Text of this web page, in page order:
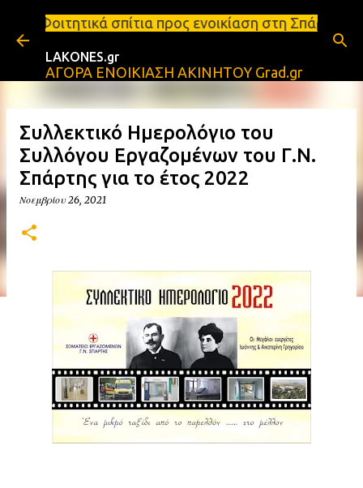
Μετάβαση στο κύριο περιεχόμενο
προς ενοικίαση στη Σπάρτη Ενοικιάσεις
LAKONES.gr
ΑΓΟΡΑ ΕΝΟΙΚΙΑΣΗ ΑΚΙΝΗΤΟΥ Grad.gr
Συλλεκτικό Ημερολόγιο του
Συλλόγου Εργαζομένων του Γ.Ν.
Σπάρτης για το έτος 2022
Νοεμβρίου 26, 2021